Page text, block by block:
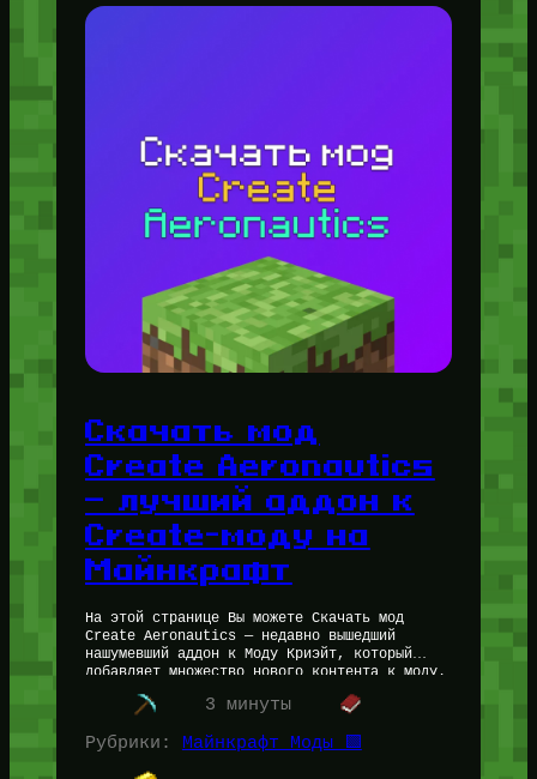
Скачать мод
Create Aeronautics
— лучший аддон к
Create-моду на
Майнкрафт
На этой странице Вы можете Скачать мод
Create Aeronautics — недавно вышедший
нашумевший аддон к Моду Криэйт, который
добавляет множество нового контента к моду.
Фанаты ждали этого аддона годами. Скачать…
3 минуты
Рубрики: Майнкрафт Моды 🟩